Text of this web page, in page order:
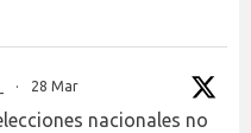
· 28 Mar
nacionales no